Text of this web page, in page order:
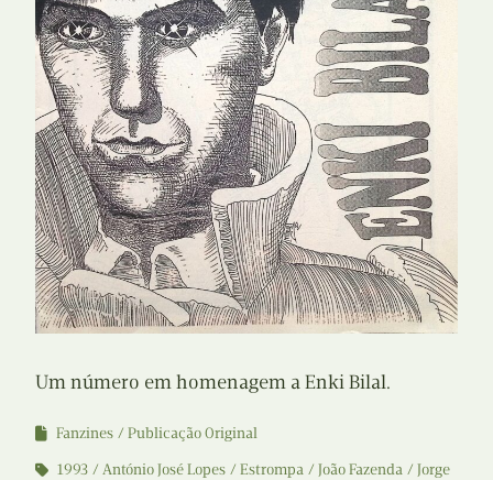
Um número em homenagem a Enki Bilal.
Fanzines
Publicação Original
1993
António José Lopes Estrompa João Fazenda
Jorge